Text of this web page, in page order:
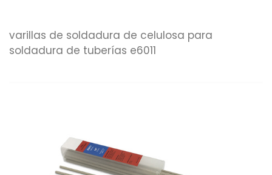
varillas de soldadura de celulosa para
soldadura de tuberías e6011